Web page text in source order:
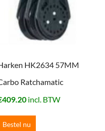
HK2634 57MM
Ratchamatic
409.20 incl. BTW
Bestel nu